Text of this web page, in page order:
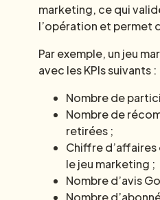
marketing, ce qui
l’opération et permet
Par exemple, un jeu
avec les KPIs suivants :
Nombre de
Nombre de
retirées ;
Chiffre
le jeu marketing ;
Nombre d’avis
Nombre